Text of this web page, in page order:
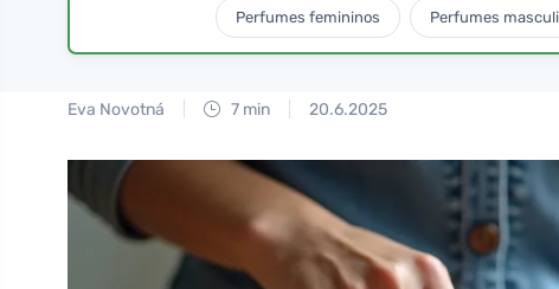
Perfumes femininos Perfumes
Eva Novotná 7 min 20.6.2025